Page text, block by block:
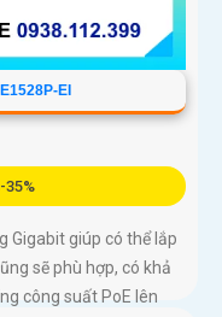
EI
35%
Gigabit giúp có thể lắp
sẽ phù hợp, có khả
công suất PoE lên